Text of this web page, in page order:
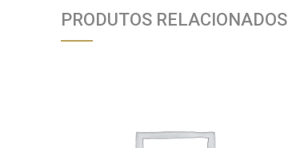
PRODUTOS RELACIONADOS